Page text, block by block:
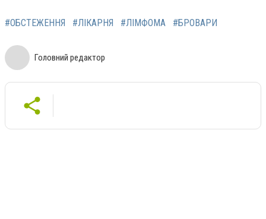
#ОБСТЕЖЕННЯ #ЛІКАРНЯ #ЛІМФОМА #БРОВАРИ
Головний редактор